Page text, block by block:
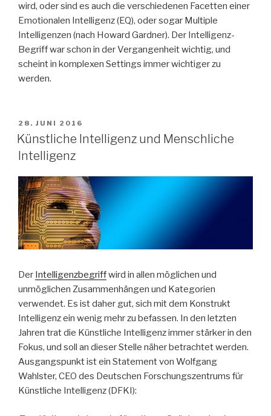
wird, oder sind es auch die verschiedenen Facetten einer
Emotionalen Intelligenz (EQ), oder sogar Multiple
Intelligenzen (nach Howard Gardner). Der Intelligenz-
Begriff war schon in der Vergangenheit wichtig, und
scheint in komplexen Settings immer wichtiger zu
werden.
VERÖFFENTLICHT
AM
28. JUNI 2016
Künstliche Intelligenz und Menschliche
Intelligenz
Der Intelligenzbegriffwird in allen möglichen und
unmöglichen Zusammenhängen und Kategorien
verwendet. Es ist daher gut, sich mit dem Konstrukt
Intelligenz ein wenig mehr zu befassen. In den letzten
Jahren trat die Künstliche Intelligenz immer stärker in den
Fokus, und soll an dieser Stelle näher betrachtet werden.
Ausgangspunkt ist ein Statement von Wolfgang
Wahlster, CEO des Deutschen Forschungszentrums für
Künstliche Intelligenz (DFKI):